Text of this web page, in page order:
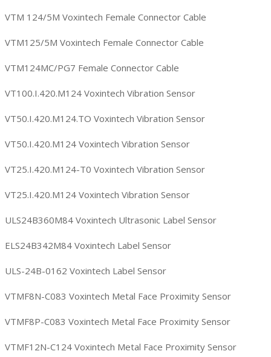
VTM 124/5M Voxintech Female Connector Cable
VTM125/5M Voxintech Female Connector Cable
VTM124MC/PG7 Female Connector Cable
VT100.I.420.M124 Voxintech Vibration Sensor
VT50.I.420.M124.TO Voxintech Vibration Sensor
VT50.I.420.M124 Voxintech Vibration Sensor
VT25.I.420.M124-T0 Voxintech Vibration Sensor
VT25.I.420.M124 Voxintech Vibration Sensor
ULS24B360M84 Voxintech Ultrasonic Label Sensor
ELS24B342M84 Voxintech Label Sensor
ULS-24B-0162 Voxintech Label Sensor
VTMF8N-C083 Voxintech Metal Face Proximity Sensor
VTMF8P-C083 Voxintech Metal Face Proximity Sensor
VTMF12N-C124 Voxintech Metal Face Proximity Sensor